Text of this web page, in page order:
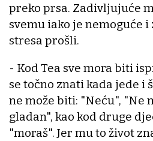
preko prsa. Zadivljujuće
svemu iako je nemoguće
stresa prošli.
- Kod Tea sve mora biti
se točno znati kada jede i
ne može biti: "Neću", "Ne
gladan", kao kod druge
"moraš". Jer mu to život